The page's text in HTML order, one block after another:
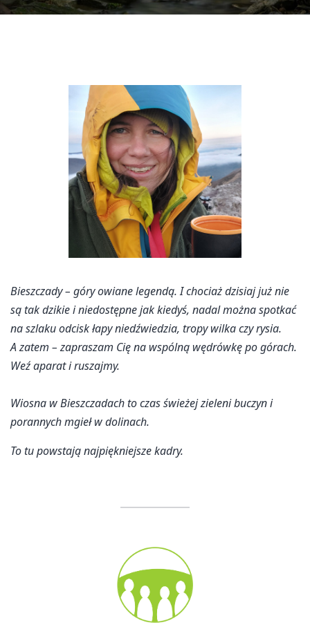
Bieszczady – góry owiane legendą. I chociaż dzisiaj już nie
są tak dzikie i niedostępne jak kiedyś, nadal można spotkać
na szlaku odcisk łapy niedźwiedzia, tropy wilka czy rysia.
A zatem – zapraszam Cię na wspólną wędrówkę po górach.
Weź aparat i ruszajmy.
Wiosna w Bieszczadach to czas świeżej zieleni buczyn i
porannych mgieł w dolinach.
To tu powstają najpiękniejsze kadry.